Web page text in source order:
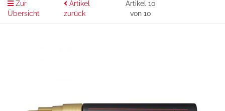
Zur
Übersicht
Artikel
zurück
Artikel 10
von 10